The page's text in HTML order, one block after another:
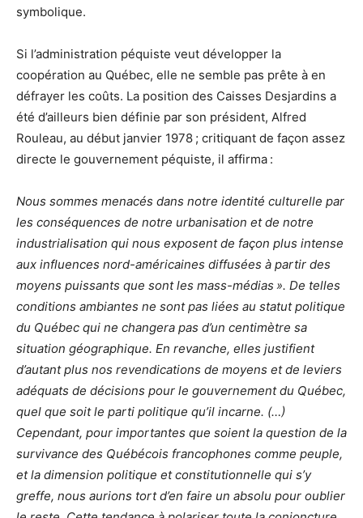
symbolique.
Si l’administration péquiste veut développer la
coopération au Québec, elle ne semble pas prête à en
défrayer les coûts. La position des Caisses Desjardins a
été d’ailleurs bien définie par son président, Alfred
Rouleau, au début janvier 1978 ; critiquant de façon assez
directe le gouvernement péquiste, il affirma :
Nous sommes menacés dans notre identité culturelle par
les conséquences de notre urbanisation et de notre
industrialisation qui nous exposent de façon plus intense
aux influences nord-américaines diffusées à partir des
moyens puissants que sont les mass-médias ». De telles
conditions ambiantes ne sont pas liées au statut politique
du Québec qui ne changera pas d’un centimètre sa
situation géographique. En revanche, elles justifient
d’autant plus nos revendications de moyens et de leviers
adéquats de décisions pour le gouvernement du Québec,
quel que soit le parti politique qu’il incarne. (…)
Cependant, pour importantes que soient la question de la
survivance des Québécois francophones comme peuple,
et la dimension politique et constitutionnelle qui s’y
greffe, nous aurions tort d’en faire un absolu pour oublier